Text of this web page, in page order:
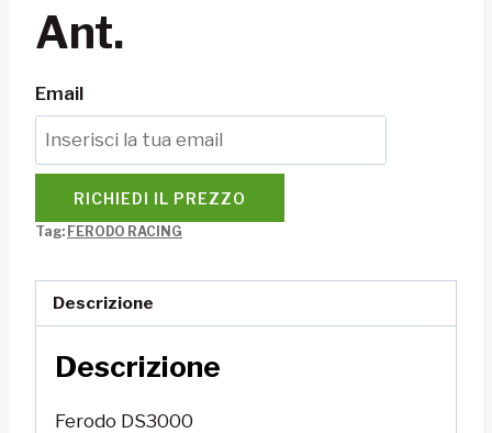
Ant.
Email
RICHIEDI IL PREZZO
Tag: FERODO RACING
Descrizione
Descrizione
Ferodo DS3000